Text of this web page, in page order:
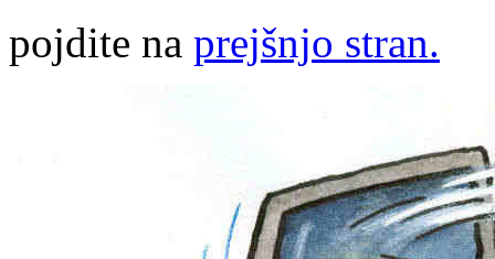
pojdite na prejšnjo stran.